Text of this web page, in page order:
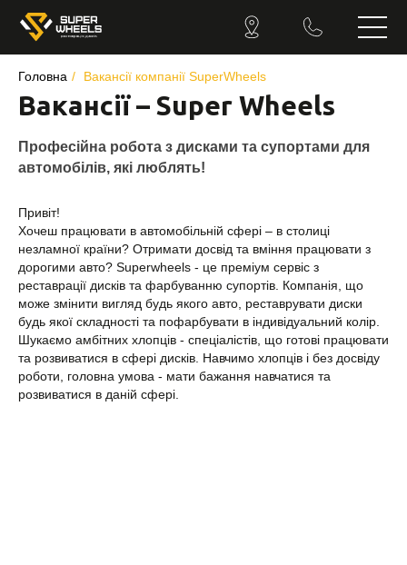
Головна / Вакансії компанії SuperWheels
Вакансії – Super Wheels
Професійна робота з дисками та супортами для
автомобілів, які люблять!
Привіт!
Хочеш працювати в автомобільній сфері – в столиці
незламної країни? Отримати досвід та вміння працювати з
дорогими авто? Superwheels - це преміум сервіс з
реставрації дисків та фарбуванню супортів. Компанія, що
може змінити вигляд будь якого авто, реставрувати диски
будь якої складності та пофарбувати в індивідуальний колір.
Шукаємо амбітних хлопців - спеціалістів, що готові працювати
та розвиватися в сфері дисків. Навчимо хлопців і без досвіду
роботи, головна умова - мати бажання навчатися та
розвиватися в даній сфері.